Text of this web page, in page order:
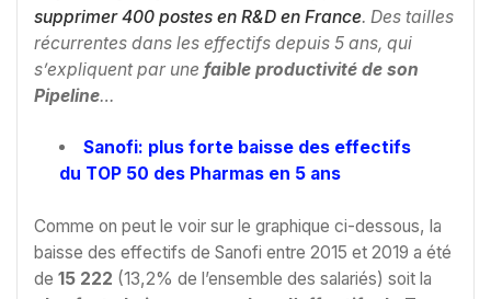
supprimer 400 postes en R&D en France. Des tailles
récurrentes dans les effectifs depuis 5 ans, qui
s’expliquent par une faible productivité de son
Pipeline…
Sanofi: plus forte baisse des effectifs
du TOP 50 des Pharmas en 5 ans
Comme on peut le voir sur le graphique ci-dessous, la
baisse des effectifs de Sanofi entre 2015 et 2019 a été
de 15 222 (13,2% de l’ensemble des salariés) soit la